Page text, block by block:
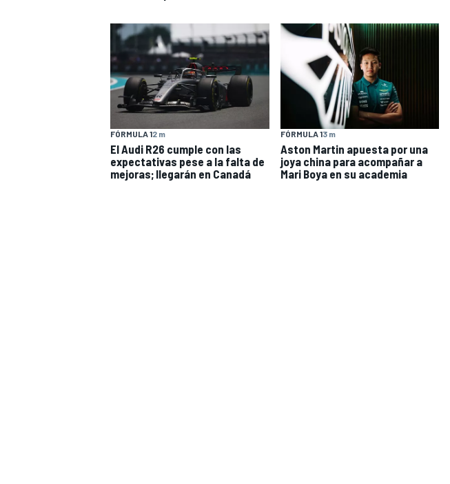
INDYCAR WRC
FÓRMULA 12 m
El Audi R26 cumple con las
expectativas pese a la falta de
mejoras; llegarán en Canadá
FÓRMULA 13 m
Aston Martin apuesta por una
joya china para acompañar a
Mari Boya en su academia